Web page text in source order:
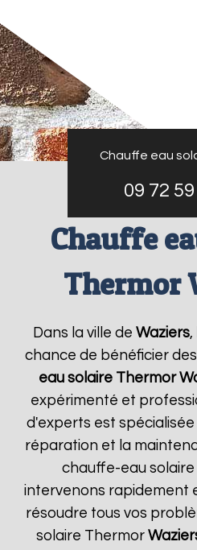
Chauffe eau
09 72
Chauffe
Thermor
Dans la ville deWaziers,
chance de bénéficier
eau solaire Thermor
expérimenté et
d'experts est
réparation et la
chauffe-eau solaire
intervenons rapidement
résoudre tous vos
solaire Thermor